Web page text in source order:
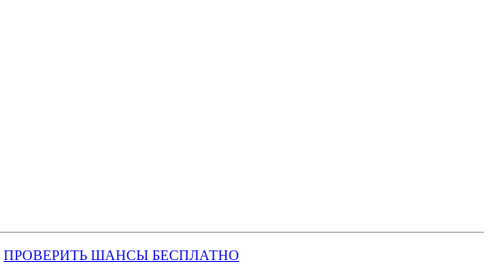
ПРОВЕРИТЬ ШАНСЫ БЕСПЛАТНО